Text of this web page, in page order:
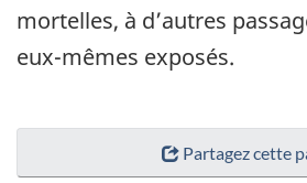
mortelles, à d’autres
eux-mêmes exposés.
Partagez cette